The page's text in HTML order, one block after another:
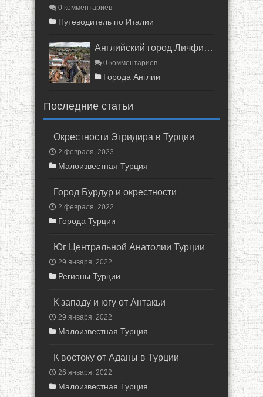
0 комментариев
Путеводитель по Италии
Английский город Личфилд
0 комментариев
Города Англии
Последние статьи
Окрестности Эгридира в Турции
2 февраля, 2023
Малоизвестная Турция
Город Бурдур и окрестности
2 февраля, 2022
Города Турции
Юг Центральной Анатолии Турции
29 января, 2022
Регионы Турции
К западу и югу от Антакьи
29 января, 2022
Малоизвестная Турция
К востоку от Аданы в Турции
26 января, 2022
Малоизвестная Турция